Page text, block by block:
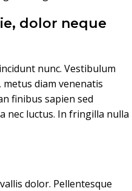
dolor neque
nunc. Vestibulum
diam venenatis
finibus sapien sed
nec luctus. In fringilla nulla
dolor. Pellentesque